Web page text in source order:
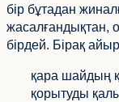
бір бұтадан
жасалғандықтан,
бірдей. Бірақ
қара шайдың
қорытуды